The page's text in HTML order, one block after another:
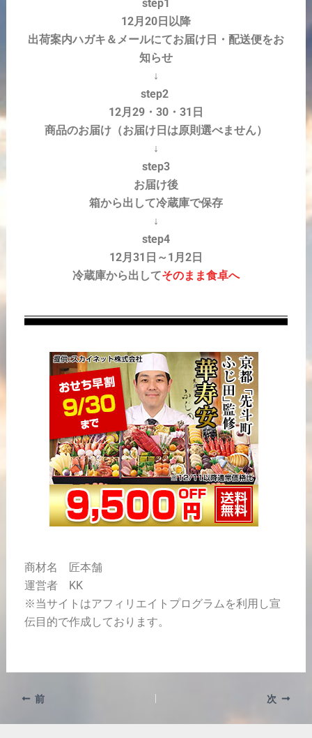
step1
12月20日以降
出荷案内ハガキ＆メールにてお届け日・配送便をお
知らせ
↓
step2
12月29・30・31日
商品のお届け（お届け日は原則選べません）
↓
step3
お届け後
箱から出して冷蔵庫で保存
↓
step4
12月31日～1月2日
冷蔵庫から出してそのまま食卓へ
商材名 匠本舗
運営者 KK
※当サイトはアフィリエイトプログラムを利用し宣
伝目的で作成しております。
前 次